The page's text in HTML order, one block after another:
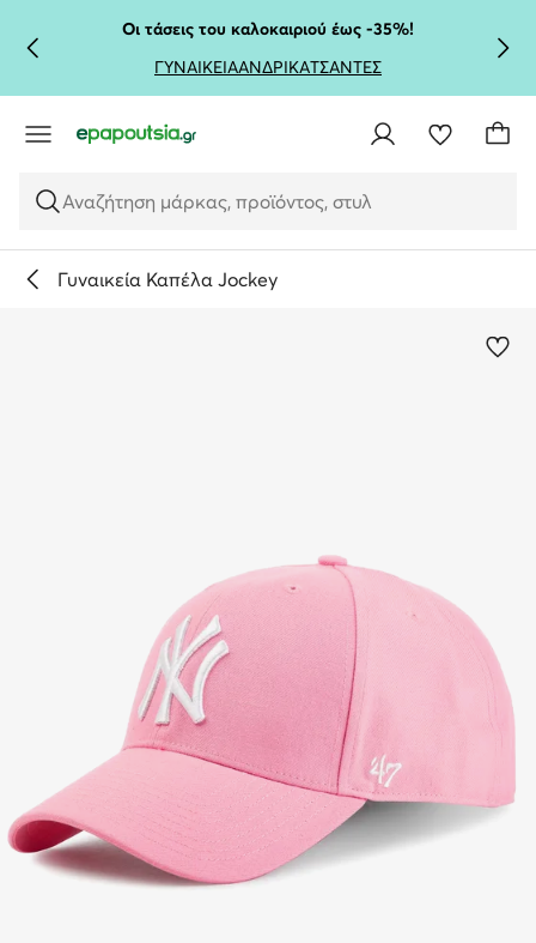
ΜΕΤΆΒΑΣΗ ΣΤΟ ΚΎΡΙΟ ΠΕΡΙΕΧΌΜΕΝΟ
ΜΕΤΆΒΑΣΗ ΣΤΗΝ ΑΝΑΖΉΤΗΣΗ
Οι τάσεις του καλοκαιριού έως -35%!
ΓΥΝΑΙΚΕΙΑΑΝΔΡΙΚΑΤΣΑΝΤΕΣ
Αναζήτηση μάρκας, προϊόντος, στυλ
Γυναικεία Καπέλα Jockey